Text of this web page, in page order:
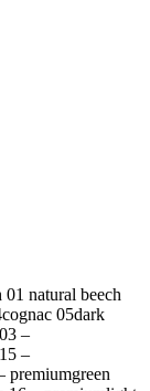
natural beech
05dark
–
–
premiumgreen